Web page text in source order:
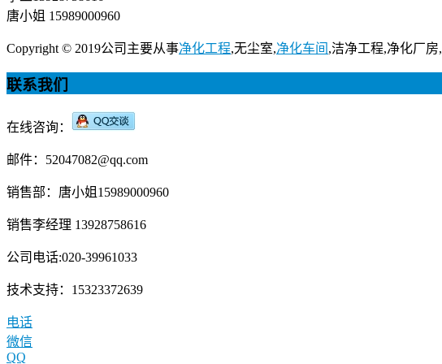
唐小姐 15989000960
Copyright © 2019公司主要从事净化工程,无尘室,净化车间 ,洁净工程,净化厂房,
联系我们
在线咨询：
邮件：52047082@qq.com
销售部：唐小姐15989000960
销售李经理 13928758616
公司电话:020-39961033
技术支持：15323372639
电话
微信
QQ